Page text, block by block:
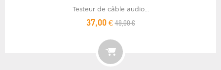
Testeur de câble audio...
37,00 €49,00 €